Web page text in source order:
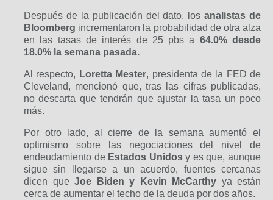
Después de la publicación del dato, losanalistas de
Bloomberg incrementaron la probabilidad de otra alza
en las tasas de interés de 25 pbs a 64.0% desde
18.0% la semana pasada.
Al respecto, Loretta Mester, presidenta de la FED de
Cleveland, mencionó que, tras las cifras publicadas,
no descarta que tendrán que ajustar la tasa un poco
más.
Por otro lado, al cierre de la semana aumentó el
optimismo sobre las negociaciones del nivel de
endeudamiento de Estados Unidosy es que, aunque
sigue sin llegarse a un acuerdo, fuentes cercanas
dicen que Joe Biden y Kevin McCarthy ya están
cerca de aumentar el techo de la deuda por dos años.